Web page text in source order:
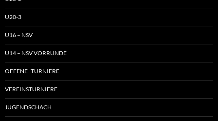
U20-3
U16 – NSV
U14 – NSV VORRUNDE
OFFENE TURNIERE
VEREINSTURNIERE
JUGENDSCHACH